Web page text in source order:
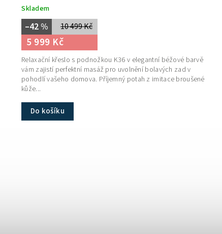
Skladem
10 499 Kč
–42 %
5 999 Kč
Do košíku
Relaxační křeslo s podnožkou K36 v elegantní béžové barvě
vám zajistí perfektní masáž pro uvolnění bolavých zad v
pohodlí vašeho domova. Příjemný potah z imitace broušené
kůže...